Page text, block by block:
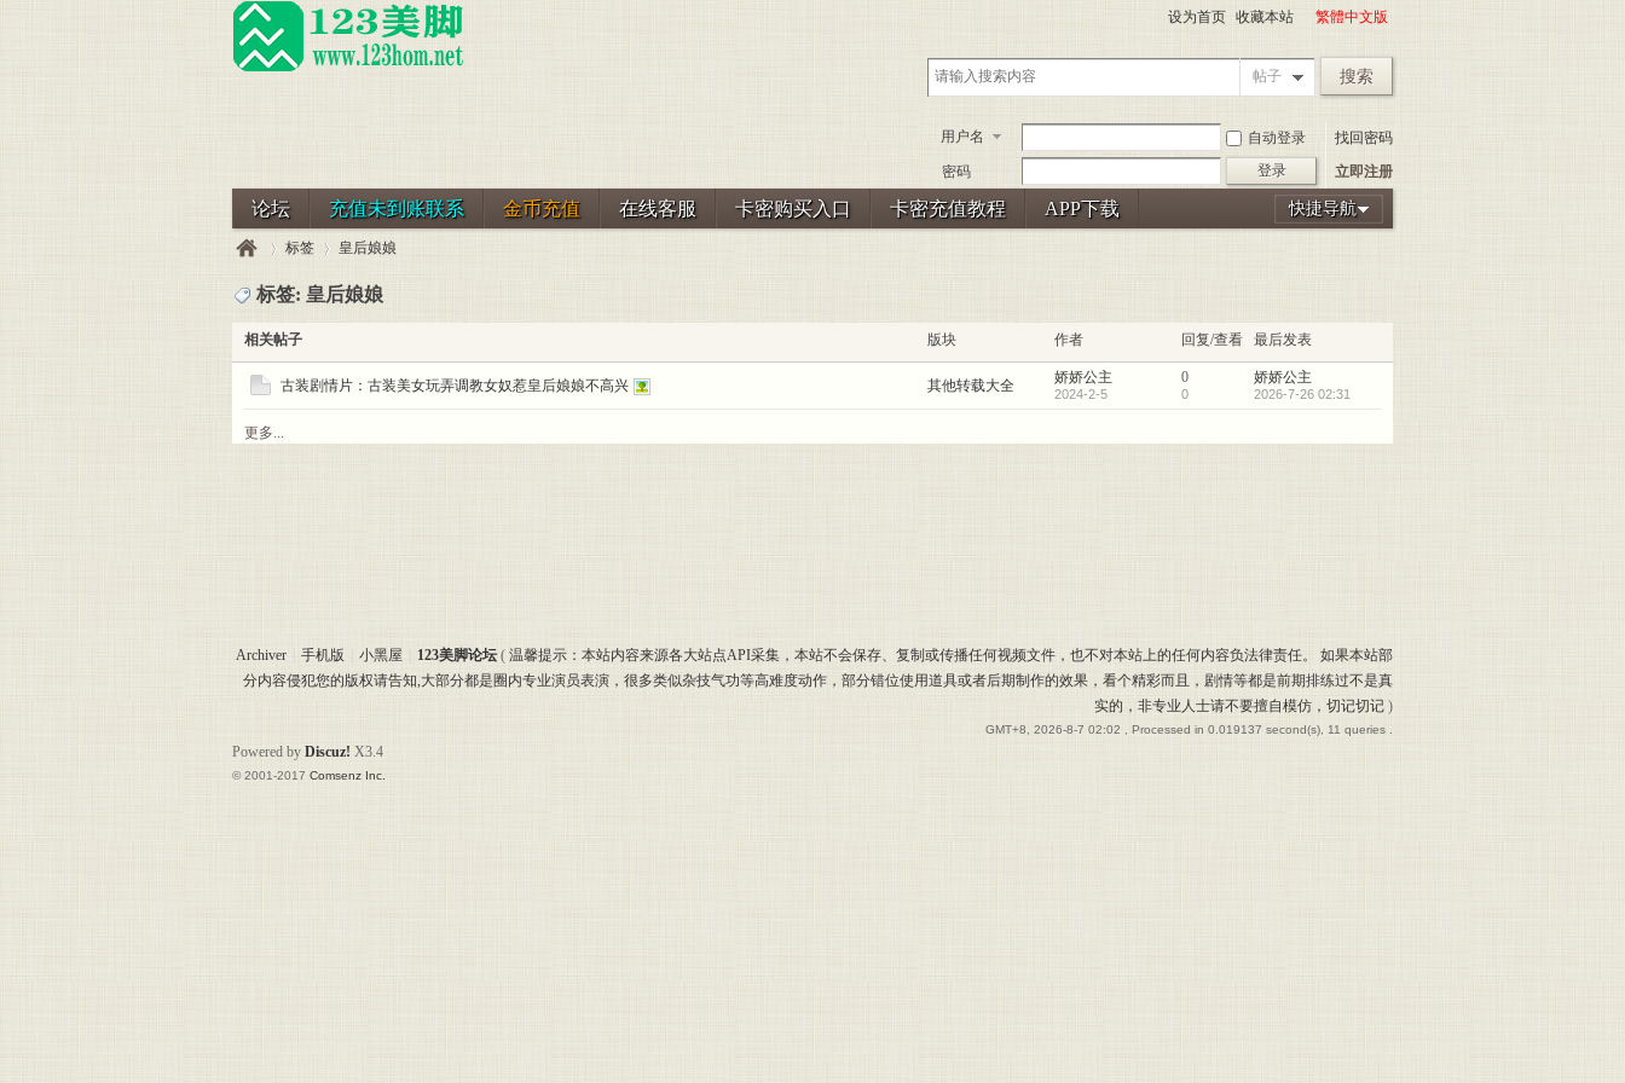
设为首页 收藏本站 繁體中文版
帖子 搜索
用户名 自动登录
找回密码
密码
登录 立即注册
快捷导航
论坛 充值未到账联系 金币充值 在线客服 卡密购买入口 卡密充值教程 APP下载
123
标签 皇后娘娘
标签: 皇后娘娘
相关帖子 版块 作者 回复/查看 最后发表
古装剧情片：古装美女玩弄调教女奴惹皇后娘娘不高兴 其他转载大全 娇娇公主
2024-2-5
0
0
娇娇公主
2026-7-26 02:31
更多...
Archiver 手机版 小黑屋 123美脚论坛 ( 温馨提示：本站内容来源各大站点API采集，本站不会保存、复制或传播任何视频文件，也不对本站上的任何内容负法律责任。 如果本站部
分内容侵犯您的版权请告知,大部分都是圈内专业演员表演，很多类似杂技气功等高难度动作，部分错位使用道具或者后期制作的效果，看个精彩而且，剧情等都是前期排练过不是真
实的，非专业人士请不要擅自模仿，切记切记 )
GMT+8, 2026-8-7 02:02 , Processed in 0.019137 second(s), 11 queries .
Powered by Discuz! X3.4
© 2001-2017 Comsenz Inc.